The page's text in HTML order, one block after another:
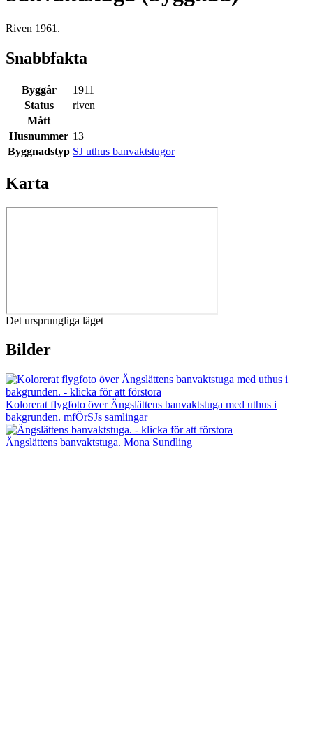
Riven 1961.
Snabbfakta
Byggår
1911
Status
riven
Mått
Husnummer 13
Byggnadstyp SJ uthus banvaktstugor
Karta
Det ursprungliga läget
Bilder
Kolorerat flygfoto över Ängslättens banvaktstuga med uthus i
bakgrunden. mfÖrSJs samlingar
Ängslättens banvaktstuga. Mona Sundling